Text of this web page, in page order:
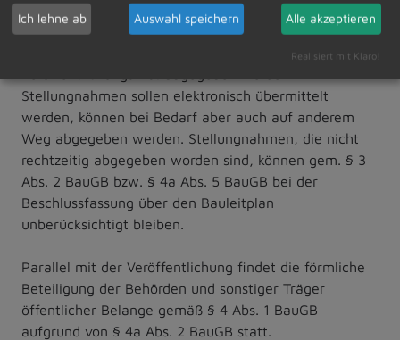
abgerufen werden.
Stellungnahmen können während der Dauer der
Stellungnahmen sollen elektronisch übermittelt
werden, können bei Bedarf aber auch auf anderem
Weg abgegeben werden. Stellungnahmen, die nicht
rechtzeitig abgegeben worden sind, können gem. § 3
Abs. 2 BauGB bzw. § 4a Abs. 5 BauGB bei der
Beschlussfassung über den Bauleitplan
unberücksichtigt bleiben.
Parallel mit der Veröffentlichung findet die förmliche
Beteiligung der Behörden und sonstiger Träger
öffentlicher Belange gemäß § 4 Abs. 1 BauGB
aufgrund von § 4a Abs. 2 BauGB statt.
Ich lehne ab Auswahl speichern Alle akzeptieren
Realisiert mit Klaro!